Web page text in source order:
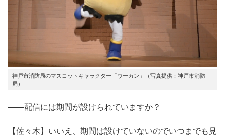
神戸市消防局のマスコットキャラクター「ウーカン」（写真提供：神戸市消防
局）
――配信には期間が設けられていますか？
【佐々木】いいえ、期間は設けていないのでいつまでも見